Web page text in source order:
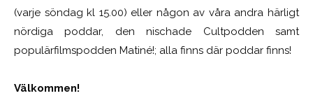
(varje söndag kl 15.00) eller någon av våra andra härligt
nördiga poddar, den nischade Cultpodden samt
populärfilmspodden Matiné!; alla finns där poddar finns!
Välkommen!